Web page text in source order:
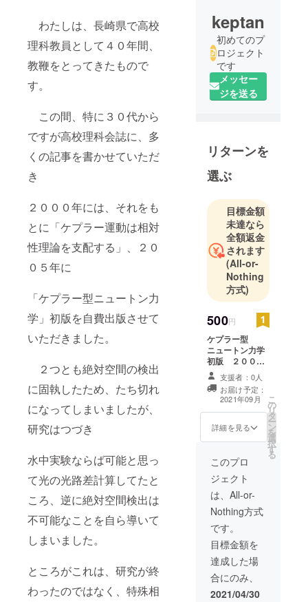
わたしは、長崎県で高校
理科教員として４０年間、
教鞭をとってきたもので
す。
この間、特に３０代から
ですが高校理科会誌に、多
くの記事を書かせていただ
き
２０００年には、それをも
とに「ケプラー運動は相対
性理論を支配する」、２０
０５年に
「ケプラー型ニュートン力
学」初版を自費出版させて
いただきました。
２つとも絶対空間の検出
に固執したため、たち切れ
になってしまいましたが、
研究はつづき
水中実験ならば可能と思っ
て光の光路差計算してたと
ころ、逆に絶対空間検出は
不可能なことを自ら導いて
しまいました。
ところがこれは、研究が終
わったのではなく、特殊相
keptan
初めてのプ
ロジェクト
です
メッセー
ジを送る
リターンを
選ぶ
目標金額
未達なら
全額返金
されます
(All-or-
Nothing
方式)
500円
ケプラー型
ニュートン力学
初版 ２００冊
ほど手元にあり
ますので提供い
たします。 （現
在プレミアがつ
いて４千数百円
程度になってい
ン力学第０巻と
第２巻はできし
だい お送りい
たします。 お
とどけ予定日時
もまだわかりま
せんので（発行
社へ申請してか
ら出版するまで
これまでは半年
近くかかってお
ります）できし
だいということ
支援者：0人
お届け予定：
2021年09月
詳細を見る
こ
の
リ
タ
ー
ン
を
選
択
す
る
このプロ
ジェクト
は、All-or-
Nothing方式
です。
目標金額を
達成した場
合にのみ、
2021/04/30